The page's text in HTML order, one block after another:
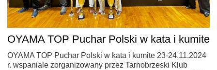
OYAMA TOP Puchar Polski w kata i kumite
OYAMA TOP Puchar Polski w kata i kumite 23-24.11.2024
r. wspaniale zorganizowany przez Tarnobrzeski Klub